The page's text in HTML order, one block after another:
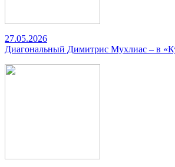
27.05.2026
Диагональный Димитрис Мухлиас – в